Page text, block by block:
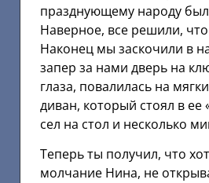
празднующему народу
Наверное, все решили,
Наконец мы заскочили в
запер за нами дверь на
глаза, повалилась на
диван, который стоял в ее
сел на стол и несколько
Теперь ты получил, что
молчание Нина, не